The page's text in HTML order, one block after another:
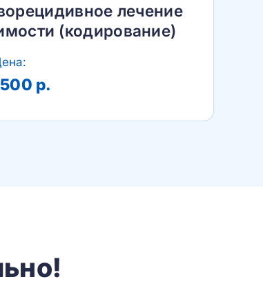
лечение
(кодирование)
р.